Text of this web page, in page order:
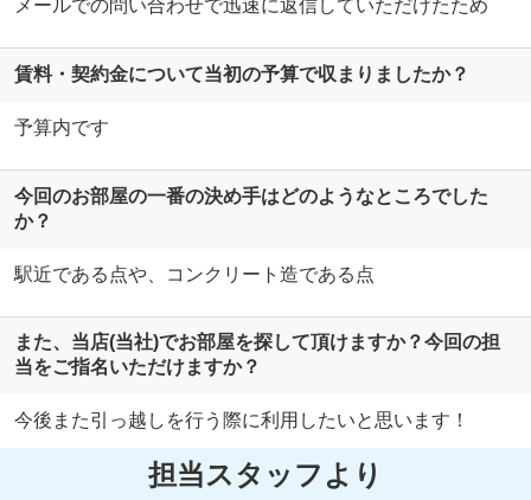
メールでの問い合わせで迅速に返信していただけたため
賃料・契約金について当初の予算で収まりましたか？
予算内です
今回のお部屋の一番の決め手はどのようなところでした
か？
駅近である点や、コンクリート造である点
また、当店(当社)でお部屋を探して頂けますか？今回の担
当をご指名いただけますか？
今後また引っ越しを行う際に利用したいと思います！
担当スタッフより